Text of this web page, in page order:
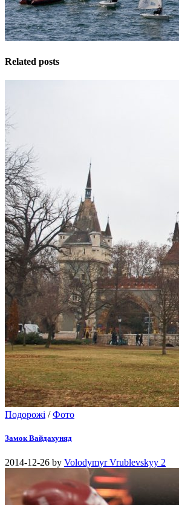
Related posts
Подорожі /Фото
Замок Вайдахуняд
2014-12-26 by Volodymyr Vrublevskyy 2